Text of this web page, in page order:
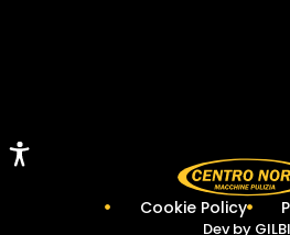
Cookie Policy
Dev by GILBI